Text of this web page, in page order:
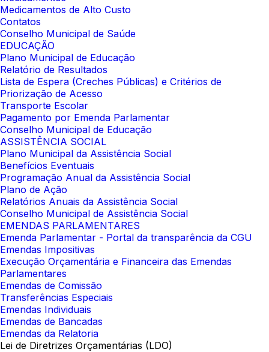
Medicamentos de Alto Custo
Contatos
Conselho Municipal de Saúde
EDUCAÇÃO
Plano Municipal de Educação
Relatório de Resultados
Lista de Espera (Creches Públicas) e Critérios de
Priorização de Acesso
Transporte Escolar
Pagamento por Emenda Parlamentar
Conselho Municipal de Educação
ASSISTÊNCIA SOCIAL
Plano Municipal da Assistência Social
Benefícios Eventuais
Programação Anual da Assistência Social
Plano de Ação
Relatórios Anuais da Assistência Social
Conselho Municipal de Assistência Social
EMENDAS PARLAMENTARES
Emenda Parlamentar - Portal da transparência da CGU
Emendas Impositivas
Execução Orçamentária e Financeira das Emendas
Parlamentares
Emendas de Comissão
Transferências Especiais
Emendas Individuais
Emendas de Bancadas
Emendas da Relatoria
Lei de Diretrizes Orçamentárias (LDO)